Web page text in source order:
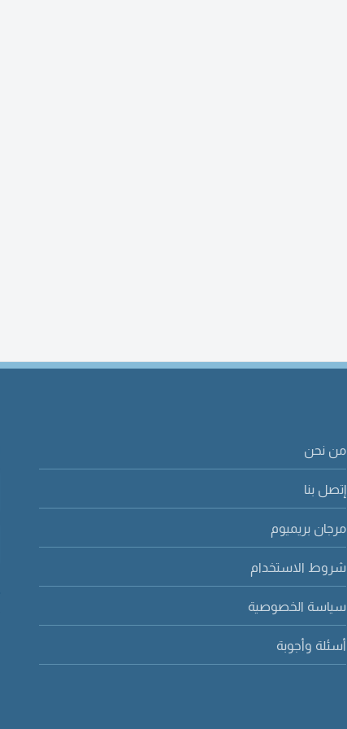
من نحن
إتصل بنا
مرجان بريميوم
شروط الاستخدام
سياسة الخصوصية
أسئلة وأجوبة